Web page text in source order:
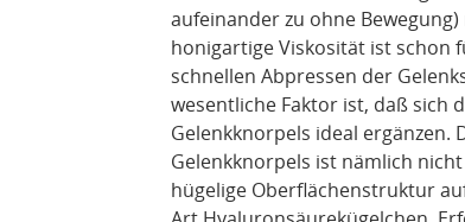
aufeinander zu ohne
honigartige Viskosität ist schon
schnellen Abpressen der
wesentliche Faktor ist, daß sich
Gelenkknorpels ideal ergänzen.
Gelenkknorpels ist nämlich
hügelige Oberflächenstruktur